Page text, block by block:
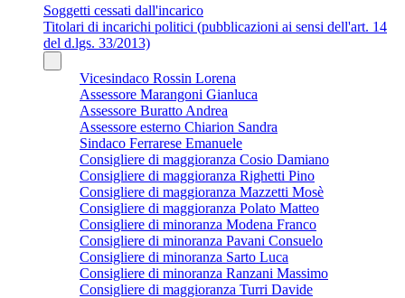
Soggetti cessati dall'incarico
Titolari di incarichi politici (pubblicazioni ai sensi dell'art. 14
del d.lgs. 33/2013)
Vicesindaco Rossin Lorena
Assessore Marangoni Gianluca
Assessore Buratto Andrea
Assessore esterno Chiarion Sandra
Sindaco Ferrarese Emanuele
Consigliere di maggioranza Cosio Damiano
Consigliere di maggioranza Righetti Pino
Consigliere di maggioranza Mazzetti Mosè
Consigliere di maggioranza Polato Matteo
Consigliere di minoranza Modena Franco
Consigliere di minoranza Pavani Consuelo
Consigliere di minoranza Sarto Luca
Consigliere di minoranza Ranzani Massimo
Consigliere di maggioranza Turri Davide